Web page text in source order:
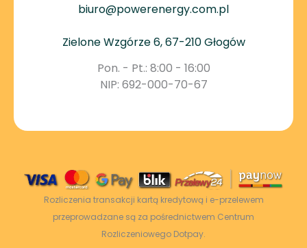
biuro@powerenergy.com.pl
Zielone Wzgórze 6, 67-210 Głogów
Pon. - Pt.: 8:00 - 16:00
NIP: 692-000-70-67
Rozliczenia transakcji kartą kredytową i e-przelewem
przeprowadzane są za pośrednictwem Centrum
Rozliczeniowego Dotpay.